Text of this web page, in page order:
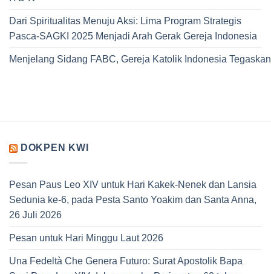
Dari Spiritualitas Menuju Aksi: Lima Program Strategis
Pasca-SAGKI 2025 Menjadi Arah Gerak Gereja Indonesia
Menjelang Sidang FABC, Gereja Katolik Indonesia
DOKPEN KWI
Pesan Paus Leo XIV untuk Hari Kakek-Nenek dan Lansia
Sedunia ke-6, pada Pesta Santo Yoakim dan Santa Anna,
26 Juli 2026
Pesan untuk Hari Minggu Laut 2026
Una Fedeltà Che Genera Futuro: Surat Apostolik Bapa